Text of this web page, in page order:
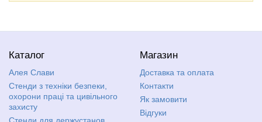
Каталог
Алея Слави
Стенди з техніки безпеки,
охорони праці та цивільного
захисту
Стенди для держустанов,
Магазин
Доставка та оплата
Контакти
Як замовити
Відгуки